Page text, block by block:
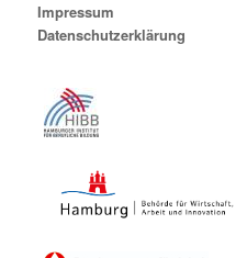
Impressum
Datenschutzerklärung